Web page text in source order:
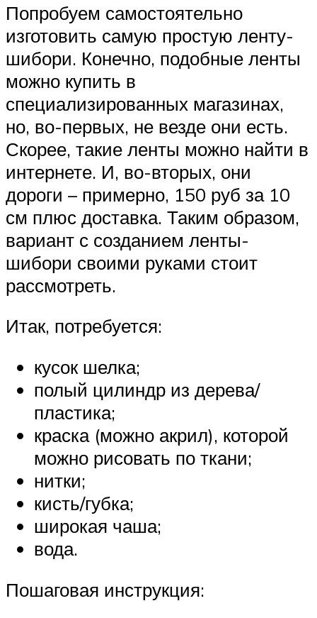
Попробуем самостоятельно
изготовить самую простую ленту-
шибори. Конечно, подобные ленты
можно купить в
специализированных магазинах,
но, во-первых, не везде они есть.
Скорее, такие ленты можно найти в
интернете. И, во-вторых, они
дороги – примерно, 150 руб за 10
см плюс доставка. Таким образом,
вариант с созданием ленты-
шибори своими руками стоит
рассмотреть.
Итак, потребуется:
кусок шелка;
полый цилиндр из дерева/
пластика;
краска (можно акрил), которой
можно рисовать по ткани;
нитки;
кисть/губка;
широкая чаша;
вода.
Пошаговая инструкция: